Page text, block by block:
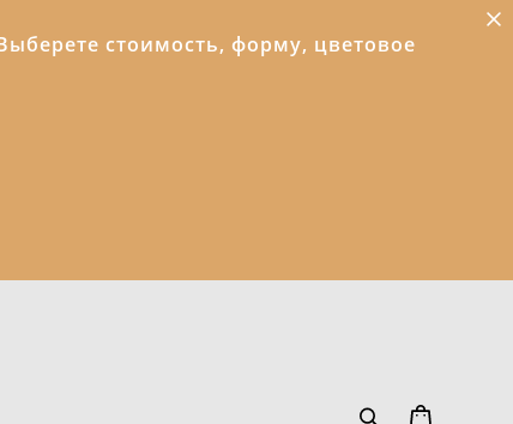
стоимость, форму, цветовое